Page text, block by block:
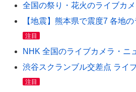
全国の祭り・花火のライブカ
【地震】熊本県で震度7 各地
注目
NHK 全国のライブカメラ・ニ
渋谷スクランブル交差点 ライ
注目